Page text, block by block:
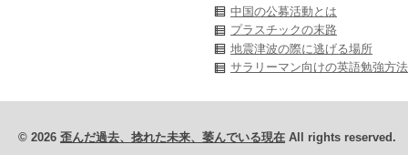
中国の公募活動とは
プラスチックの末路
地震津波の際に逃げる場所
サラリーマン向けの英語勉強方法
© 2026 歪んだ過去、捻れた未来、萎んでいる現在 All rights reserved.